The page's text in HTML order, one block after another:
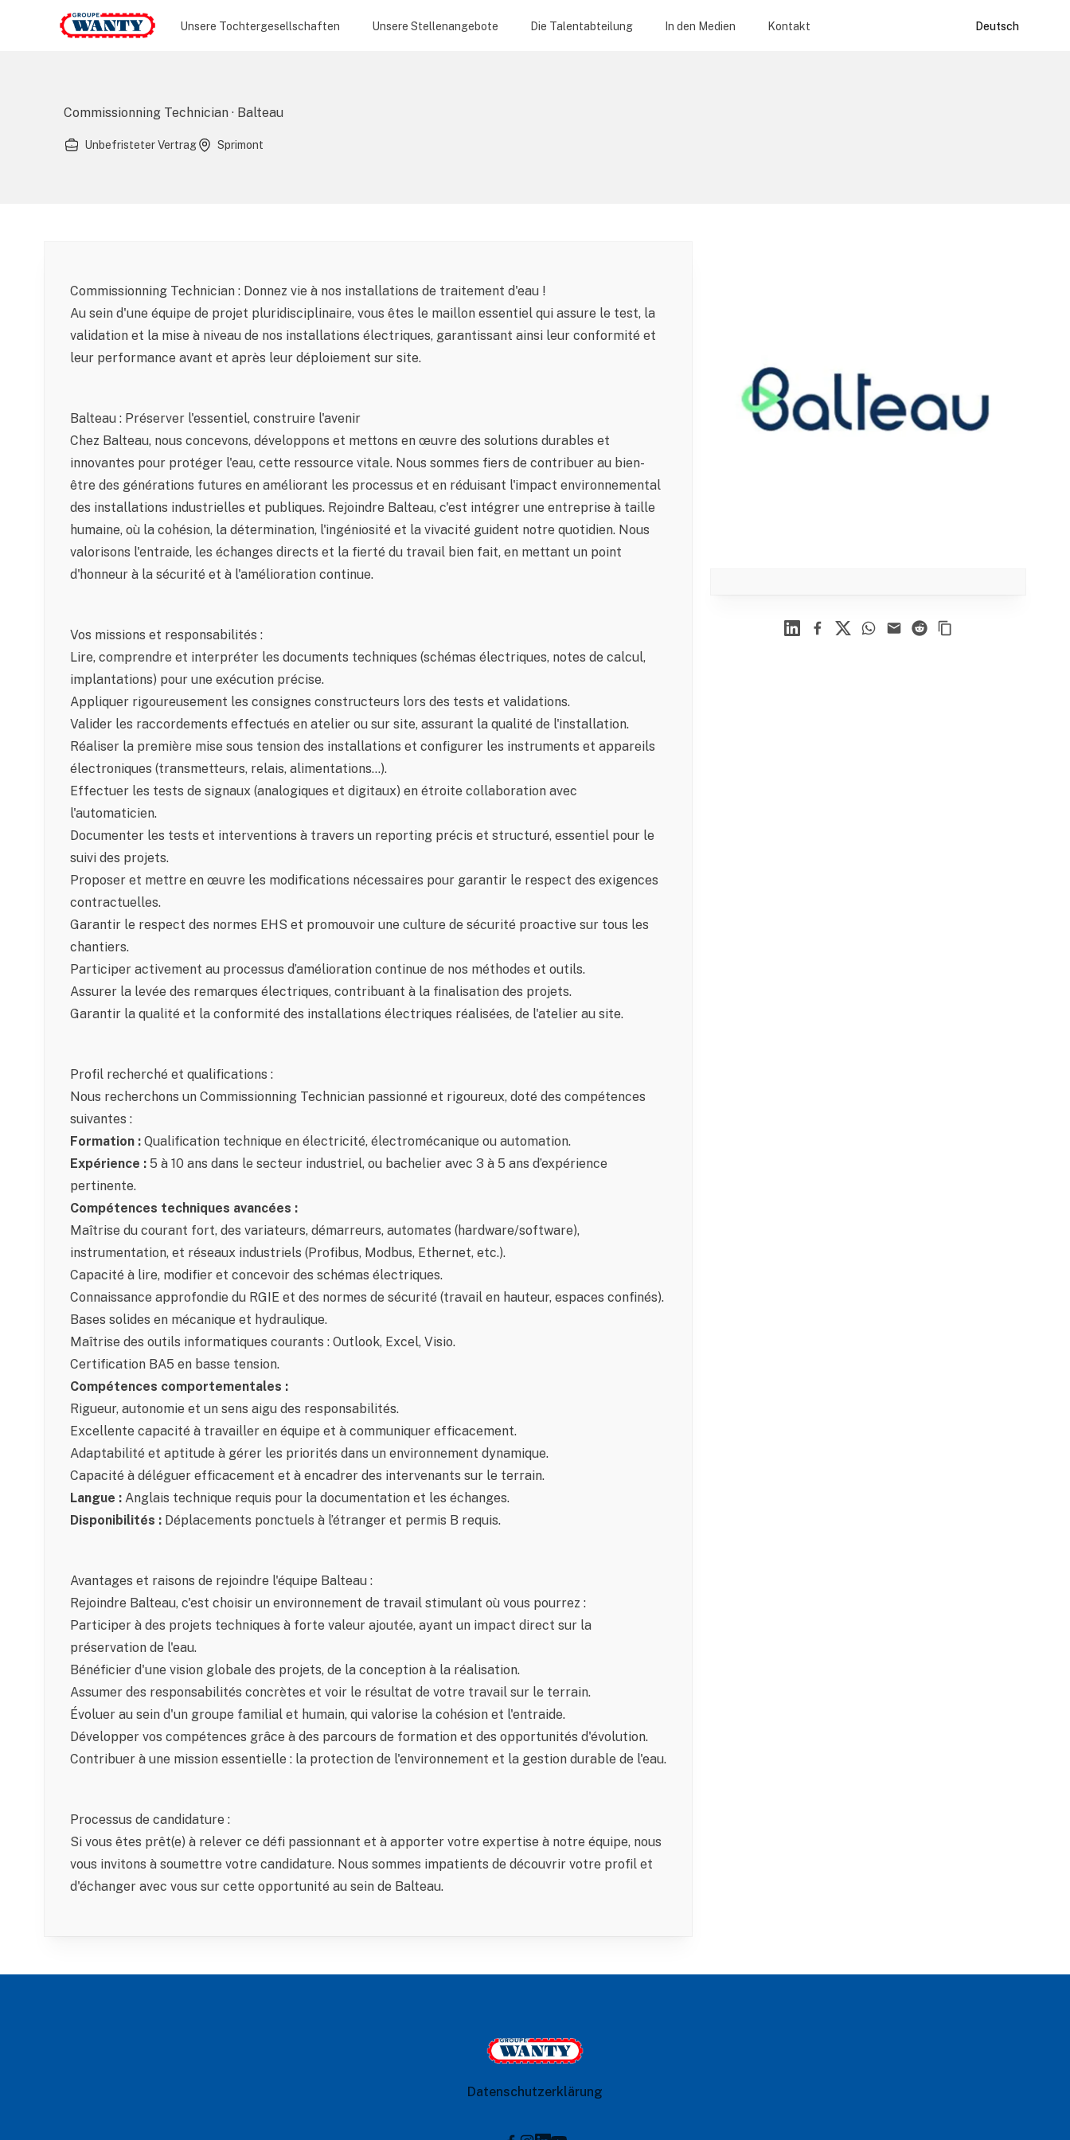
Le Groupe Wanty Unsere Tochtergesellschaften Unsere Stellenangebote Die Talentabteilung In den Medien Kontakt Deutsch
Commissionning Technician · Balteau
Unbefristeter Vertrag Sprimont
LinkedinFacebook
X WhatsApp
Mail Reddit
Commissionning Technician : Donnez vie à nos installations de traitement d'eau !
Au sein d'une équipe de projet pluridisciplinaire, vous êtes le maillon essentiel qui assure le test, la
validation et la mise à niveau de nos installations électriques, garantissant ainsi leur conformité et
leur performance avant et après leur déploiement sur site.
Balteau : Préserver l'essentiel, construire l'avenir
Chez Balteau, nous concevons, développons et mettons en œuvre des solutions durables et
innovantes pour protéger l'eau, cette ressource vitale. Nous sommes fiers de contribuer au bien-
être des générations futures en améliorant les processus et en réduisant l'impact environnemental
des installations industrielles et publiques. Rejoindre Balteau, c'est intégrer une entreprise à taille
humaine, où la cohésion, la détermination, l'ingéniosité et la vivacité guident notre quotidien. Nous
valorisons l'entraide, les échanges directs et la fierté du travail bien fait, en mettant un point
d'honneur à la sécurité et à l'amélioration continue.
Vos missions et responsabilités :
Lire, comprendre et interpréter les documents techniques (schémas électriques, notes de calcul,
implantations) pour une exécution précise.
Appliquer rigoureusement les consignes constructeurs lors des tests et validations.
Valider les raccordements effectués en atelier ou sur site, assurant la qualité de l'installation.
Réaliser la première mise sous tension des installations et configurer les instruments et appareils
électroniques (transmetteurs, relais, alimentations…).
Effectuer les tests de signaux (analogiques et digitaux) en étroite collaboration avec
l'automaticien.
Documenter les tests et interventions à travers un reporting précis et structuré, essentiel pour le
suivi des projets.
Proposer et mettre en œuvre les modifications nécessaires pour garantir le respect des exigences
contractuelles.
Garantir le respect des normes EHS et promouvoir une culture de sécurité proactive sur tous les
chantiers.
Participer activement au processus d’amélioration continue de nos méthodes et outils.
Assurer la levée des remarques électriques, contribuant à la finalisation des projets.
Garantir la qualité et la conformité des installations électriques réalisées, de l'atelier au site.
Profil recherché et qualifications :
Nous recherchons un Commissionning Technician passionné et rigoureux, doté des compétences
suivantes :
Formation : Qualification technique en électricité, électromécanique ou automation.
Expérience : 5 à 10 ans dans le secteur industriel, ou bachelier avec 3 à 5 ans d’expérience
pertinente.
Compétences techniques avancées :
Maîtrise du courant fort, des variateurs, démarreurs, automates (hardware/software),
instrumentation, et réseaux industriels (Profibus, Modbus, Ethernet, etc.).
Capacité à lire, modifier et concevoir des schémas électriques.
Connaissance approfondie du RGIE et des normes de sécurité (travail en hauteur, espaces confinés).
Bases solides en mécanique et hydraulique.
Maîtrise des outils informatiques courants : Outlook, Excel, Visio.
Certification BA5 en basse tension.
Compétences comportementales :
Rigueur, autonomie et un sens aigu des responsabilités.
Excellente capacité à travailler en équipe et à communiquer efficacement.
Adaptabilité et aptitude à gérer les priorités dans un environnement dynamique.
Capacité à déléguer efficacement et à encadrer des intervenants sur le terrain.
Langue : Anglais technique requis pour la documentation et les échanges.
Disponibilités : Déplacements ponctuels à l’étranger et permis B requis.
Avantages et raisons de rejoindre l'équipe Balteau :
Rejoindre Balteau, c'est choisir un environnement de travail stimulant où vous pourrez :
Participer à des projets techniques à forte valeur ajoutée, ayant un impact direct sur la
préservation de l'eau.
Bénéficier d'une vision globale des projets, de la conception à la réalisation.
Assumer des responsabilités concrètes et voir le résultat de votre travail sur le terrain.
Évoluer au sein d'un groupe familial et humain, qui valorise la cohésion et l'entraide.
Développer vos compétences grâce à des parcours de formation et des opportunités d'évolution.
Contribuer à une mission essentielle : la protection de l'environnement et la gestion durable de l'eau.
Processus de candidature :
Si vous êtes prêt(e) à relever ce défi passionnant et à apporter votre expertise à notre équipe, nous
vous invitons à soumettre votre candidature. Nous sommes impatients de découvrir votre profil et
d'échanger avec vous sur cette opportunité au sein de Balteau.
Le Groupe Wanty
Datenschutzerklärung